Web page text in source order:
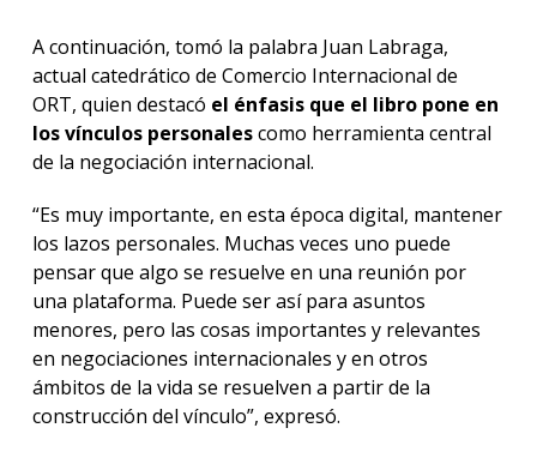
A continuación, tomó la palabra Juan Labraga,
actual catedrático de Comercio Internacional de
ORT, quien destacó el énfasis que el libro pone en
los vínculos personalescomo herramienta central
de la negociación internacional.
“Es muy importante, en esta época digital, mantener
los lazos personales. Muchas veces uno puede
pensar que algo se resuelve en una reunión por
una plataforma. Puede ser así para asuntos
menores, pero las cosas importantes y relevantes
en negociaciones internacionales y en otros
ámbitos de la vida se resuelven a partir de la
construcción del vínculo”, expresó.